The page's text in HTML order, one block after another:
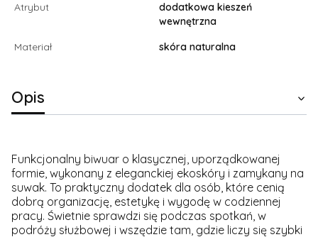
Atrybut
dodatkowa kieszeń
wewnętrzna
Materiał
skóra naturalna
Opis
Funkcjonalny biwuar o klasycznej, uporządkowanej
formie, wykonany z eleganckiej ekoskóry i zamykany na
suwak. To praktyczny dodatek dla osób, które cenią
dobrą organizację, estetykę i wygodę w codziennej
pracy. Świetnie sprawdzi się podczas spotkań, w
podróży służbowej i wszędzie tam, gdzie liczy się szybki